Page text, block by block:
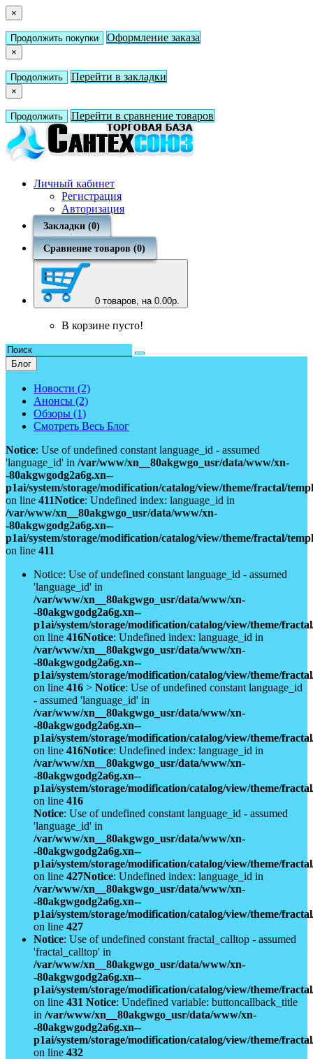
×
Продолжить покупки Оформление заказа
×
Продолжить Перейти в закладки
×
Продолжить Перейти в сравнение товаров
Личный кабинет
Регистрация
Авторизация
Закладки (0)
Сравнение товаров (0)
0 товаров, на 0.00р.
В корзине пусто!
Блог
Новости (2)
Анонсы (2)
Обзоры (1)
Смотреть Весь Блог
Notice: Use of undefined constant language_id - assumed
'language_id' in /var/www/xn__80akgwgo_usr/data/www/xn-
-80akgwgodg2a6g.xn--
p1ai/system/storage/modification/catalog/view/theme/fractal/
on line 411Notice: Undefined index: language_id in
/var/www/xn__80akgwgo_usr/data/www/xn-
-80akgwgodg2a6g.xn--
p1ai/system/storage/modification/catalog/view/theme/fractal/
on line 411
Notice: Use of undefined constant language_id - assumed
'language_id' in
/var/www/xn__80akgwgo_usr/data/www/xn-
-80akgwgodg2a6g.xn--
p1ai/system/storage/modification/catalog/view/theme/
on line 416Notice: Undefined index: language_id in
/var/www/xn__80akgwgo_usr/data/www/xn-
-80akgwgodg2a6g.xn--
p1ai/system/storage/modification/catalog/view/theme/
on line 416 > Notice: Use of undefined constant language_id
- assumed 'language_id' in
/var/www/xn__80akgwgo_usr/data/www/xn-
-80akgwgodg2a6g.xn--
p1ai/system/storage/modification/catalog/view/theme/
on line 416Notice: Undefined index: language_id in
/var/www/xn__80akgwgo_usr/data/www/xn-
-80akgwgodg2a6g.xn--
p1ai/system/storage/modification/catalog/view/theme/
on line 416
Notice: Use of undefined constant language_id - assumed
'language_id' in
/var/www/xn__80akgwgo_usr/data/www/xn-
-80akgwgodg2a6g.xn--
p1ai/system/storage/modification/catalog/view/theme/
on line 427Notice: Undefined index: language_id in
/var/www/xn__80akgwgo_usr/data/www/xn-
-80akgwgodg2a6g.xn--
p1ai/system/storage/modification/catalog/view/theme/
on line 427
Notice: Use of undefined constant fractal_calltop - assumed
'fractal_calltop' in
/var/www/xn__80akgwgo_usr/data/www/xn-
-80akgwgodg2a6g.xn--
p1ai/system/storage/modification/catalog/view/theme/
on line 431 Notice: Undefined variable: buttoncallback_title
in /var/www/xn__80akgwgo_usr/data/www/xn-
-80akgwgodg2a6g.xn--
p1ai/system/storage/modification/catalog/view/theme/
on line 432